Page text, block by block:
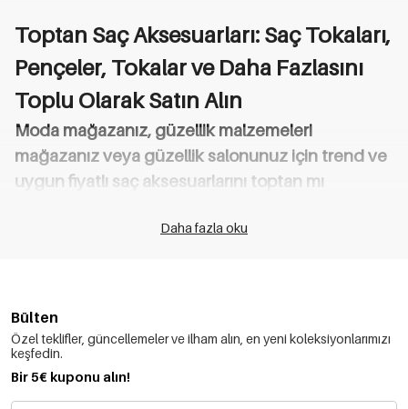
Toptan Saç Aksesuarları: Saç Tokaları,
Pençeler, Tokalar ve Daha Fazlasını
Toplu Olarak Satın Alın
Moda mağazanız, güzellik malzemeleri
mağazanız veya güzellik salonunuz için trend ve
uygun fiyatlı saç aksesuarlarını toptan mı
Yehwang Factory Direct olarak, kalite, stil ve rakipsiz fiyatları bir
Popüler Saç Aksesuarları Kategorilerimizi
Keşfedin:
Saç Pençeleri – En çok satan toptan pençe tokalarımız, minimal
Daha fazla oku
Bülten
Özel teklifler, güncellemeler ve ilham alın, en yeni koleksiyonlarımızı
keşfedin.
Bir 5€ kuponu alın!